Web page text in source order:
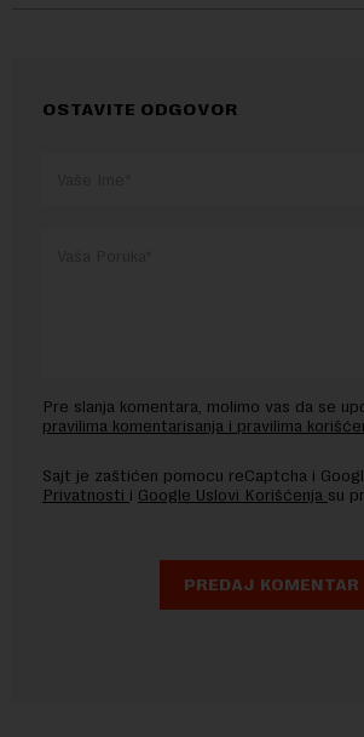
OSTAVITE ODGOVOR
Pre slanja komentara, molimo vas da se
pravilima komentarisanja i pravilima
Sajt je zaštićen pomocu reCaptcha i
Privatnosti i Google Uslovi Korišćenja su